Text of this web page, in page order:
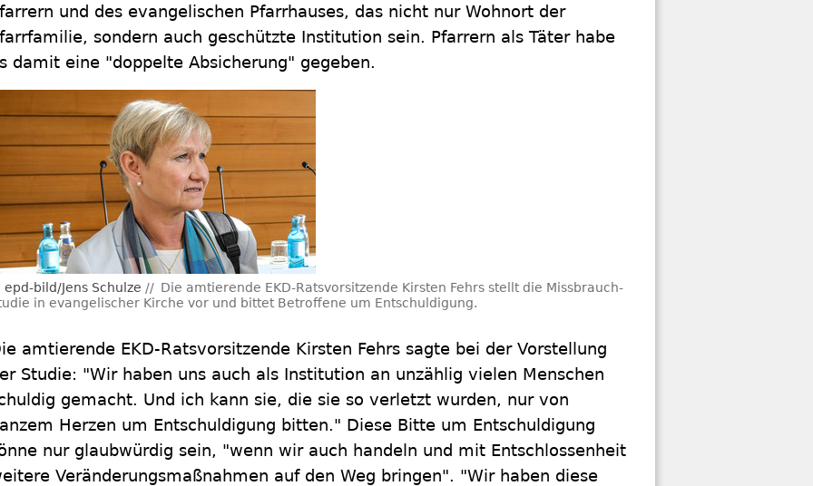
und des evangelischen Pfarrhauses, das nicht nur Wohnort der
sondern auch geschützte Institution sein. Pfarrern als Täter habe
damit eine "doppelte Absicherung" gegeben.
epd-bild/Jens Schulze
Die amtierende EKD-Ratsvorsitzende Kirsten Fehrs stellt die Missbrauch-
in evangelischer Kirche vor und bittet Betroffene um Entschuldigung.
amtierende EKD-Ratsvorsitzende Kirsten Fehrs sagte bei der Vorstellung
Studie: "Wir haben uns auch als Institution an unzählig vielen Menschen
gemacht. Und ich kann sie, die sie so verletzt wurden, nur von
Herzen um Entschuldigung bitten." Diese Bitte um Entschuldigung
nur glaubwürdig sein, "wenn wir auch handeln und mit Entschlossenheit
Veränderungsmaßnahmen auf den Weg bringen". "Wir haben diese